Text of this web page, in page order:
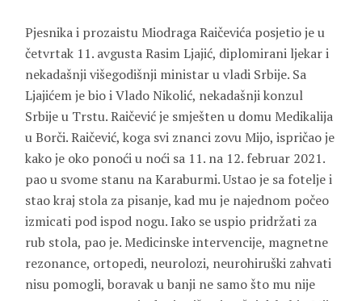
Pjesnika i prozaistu Miodraga Raičevića posjetio je u
četvrtak 11. avgustaRasimLjajić, diplomirani ljekar i
nekadašnji višegodišnji ministar u vladi Srbije. Sa
Ljajićem je bio iVlado Nikolić, nekadašnji konzul
Srbije u Trstu. Raičević je smješten u domu Medikalija
u Borči. Raičević, koga svi znanci zovu Mijo, ispričao je
kako je oko ponoći u noći sa 11. na 12. februar 2021.
pao u svome stanu na Karaburmi. Ustao je sa fotelje i
stao kraj stola za pisanje, kad mu je najednom počeo
izmicati pod ispod nogu. Iako se uspio pridržati za
rub stola, pao je. Medicinske intervencije, magnetne
rezonance, ortopedi, neurolozi, neurohiruški zahvati
nisu pomogli, boravak u banji ne samo što mu nije